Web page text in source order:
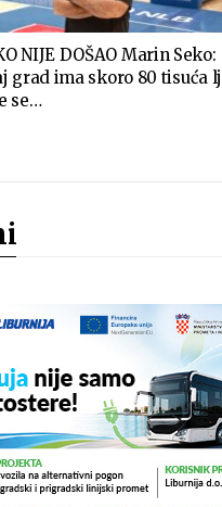
NIJE DOŠAO Marin Seko:
grad ima skoro 80 tisuća
se…